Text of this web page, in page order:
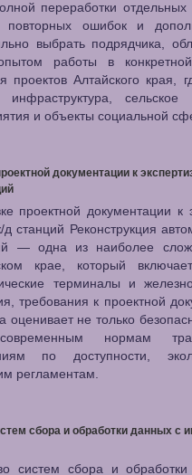
переработки отдельных
повторных ошибок и
выбрать подрядчика,
работы в
проектов Алтайского края,
инфраструктура, сельское
и объекты социальной
документации к
проектной документации к
станций Реконструкция
— одна из наиболее
крае, который
терминалы и
требования к проектной
оценивает не только
нормам
по доступности,
регламентам.
сбора и обработки данных с
систем сбора и